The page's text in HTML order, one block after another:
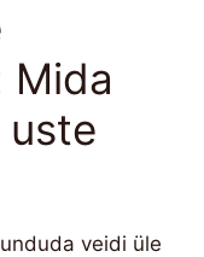
Mida
veidi üle